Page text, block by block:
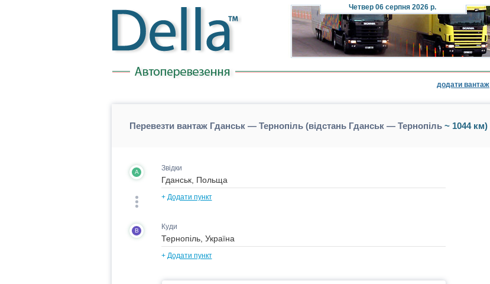
Четвер 06 серпня 2026 р.
додати вантаж
Перевезти вантаж Гданськ — Тернопіль (відстань Гданськ — Тернопіль~ 1044 км)
A Звідки
+ Додати пункт
B Куди
+ Додати пункт